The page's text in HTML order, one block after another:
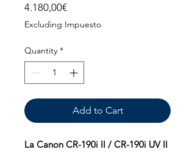
4.180,00€Price
Excluding Impuesto
Quantity *
Add to Cart
La Canon CR-190i II / CR-190i UV II